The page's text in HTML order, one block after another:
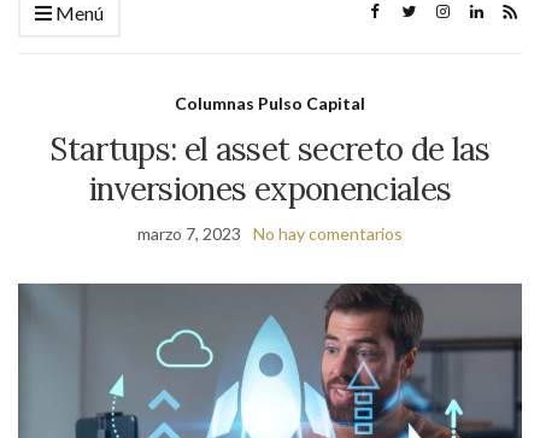
Menú
Columnas Pulso Capital
Startups: el asset secreto de las
inversiones exponenciales
marzo 7, 2023 No hay comentarios